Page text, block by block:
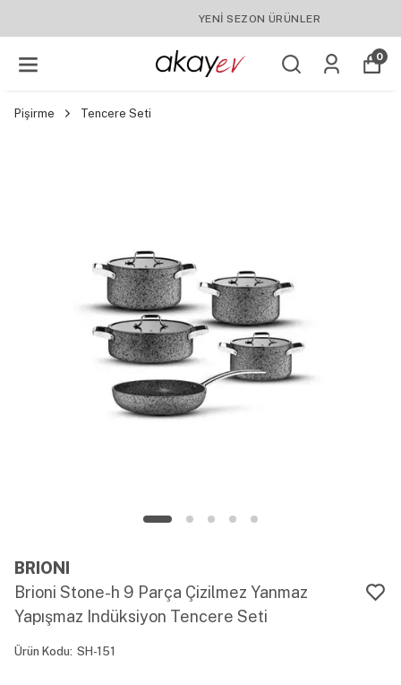
YENI SEZON ÜRÜNLER
0
Pişirme Tencere Seti
BRIONI
Brioni Stone-h 9 Parça Çizilmez Yanmaz
Yapışmaz Indüksiyon Tencere Seti
Ürün Kodu: SH-151